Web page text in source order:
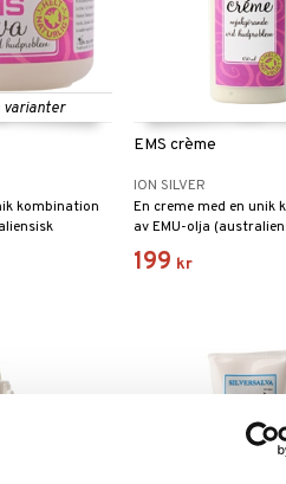
varianter
kombination
kolloidalt
EMS crème
ION SILVER
En creme med en unik
av EMU-olja
strutsfågel), MSM och
silver.
199 kr